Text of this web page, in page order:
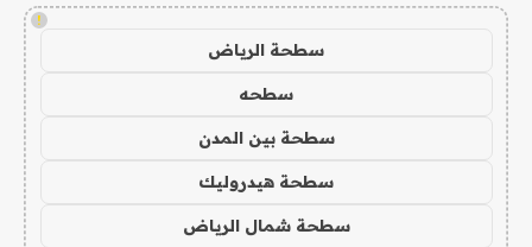
!
سطحة الرياض
سطحه
سطحة بين المدن
سطحة هيدروليك
سطحة شمال الرياض